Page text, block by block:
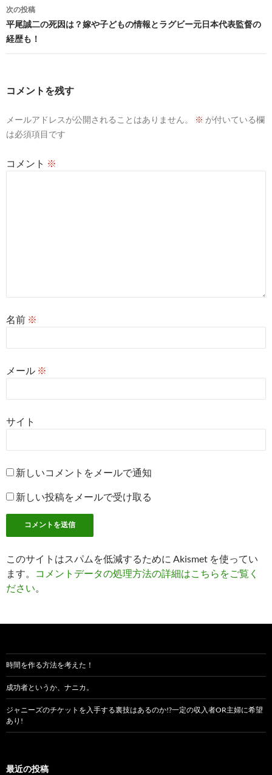
ビ
ゲ
ー
ョ
ン
次の投稿
平尾誠二の死因は？嫁や子どもの情報とラグビー元日本代表監督の
経歴も！
コメントを残す
メールアドレスが公開されることはありません。 ※ が付いている欄
は必須項目です
コメント ※
名前 ※
メール ※
サイト
新しいコメントをメールで通知
新しい投稿をメールで受け取る
このサイトはスパムを低減するために Akismet を使ってい
ます。
コメントデータの処理方法の詳細はこちらをご覧く
ださい。
時間を作る方法を考えた！
成功者というか、ナニカ。
ジャニーズのチケットを入手する裏技はあるのか!?一定の収入者OR主婦に希望
あり!
最近の投稿